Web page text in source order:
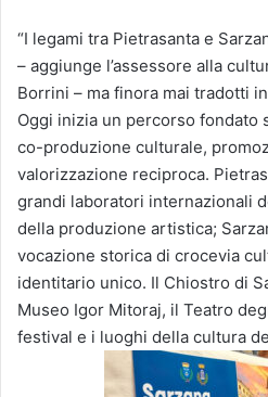
“I legami tra Pietrasanta e
– aggiunge l’assessore alla
Borrini – ma finora mai tradotti
Oggi inizia un percorso fondato
co-produzione culturale,
valorizzazione reciproca.
grandi laboratori internazionali
della produzione artistica;
vocazione storica di crocevia
identitario unico. Il Chiostro di
Museo Igor Mitoraj, il Teatro
festival e i luoghi della cultura